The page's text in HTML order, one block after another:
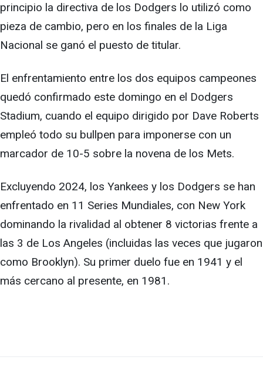
principio la directiva de los Dodgers lo utilizó como
pieza de cambio, pero en los finales de la Liga
Nacional se ganó el puesto de titular.
El enfrentamiento entre los dos equipos campeones
quedó confirmado este domingo en el Dodgers
Stadium, cuando el equipo dirigido por Dave Roberts
empleó todo su bullpen para imponerse con un
marcador de 10-5 sobre la novena de los Mets.
Excluyendo 2024, los Yankees y los Dodgers se han
enfrentado en 11 Series Mundiales, con New York
dominando la rivalidad al obtener 8 victorias frente a
las 3 de Los Angeles (incluidas las veces que jugaron
como Brooklyn). Su primer duelo fue en 1941 y el
más cercano al presente, en 1981.